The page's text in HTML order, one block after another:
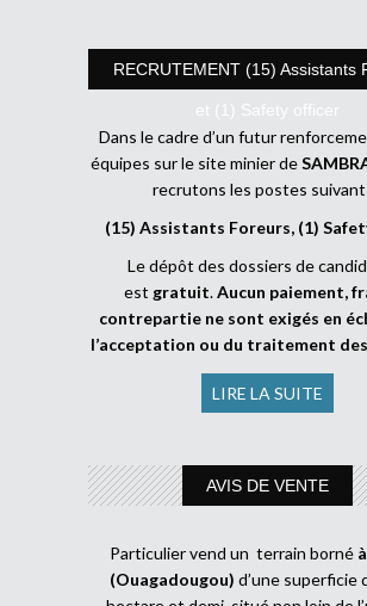
RECRUTEMENT (15) Assistants
et (1) Safety officer
Dans le cadre d’un futur
équipes sur le site minier de
recrutons les postes
(15) Assistants Foreurs, (1)
Le dépôt des dossiers de
est gratuit.Aucun paiement,
contrepartie ne sont exigés en
l’acceptation ou du traitement
LIRE LA SUITE
AVIS DE VENTE
Particulier vend un terrain borné
(Ouagadougou) d’une superficie